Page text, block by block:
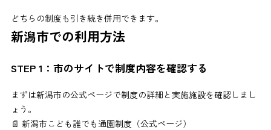
どちらの制度も引き続き併用できます。
新潟市での利用方法
STEP 1：市のサイトで制度内容を確認する
まずは新潟市の公式ページで制度の詳細と実施施設を確認しまし
ょう。
📄 新潟市こども誰でも通園制度（公式ページ）